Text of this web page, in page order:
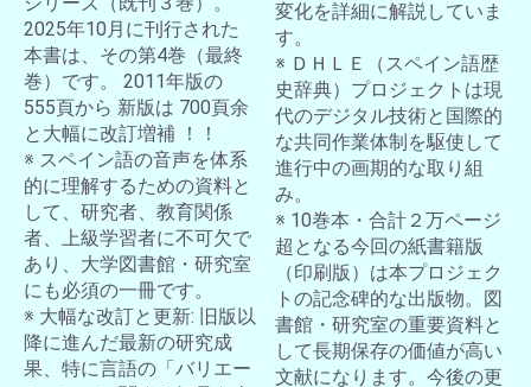
2025年10月に刊行された
本書は、その第4巻（最終
巻）です。 2011年版の
555頁から 新版は 700頁余
と大幅に改訂増補 ！！
※ スペイン語の音声を体系
的に理解するための資料と
して、研究者、教育関係
者、上級学習者に不可欠で
あり、大学図書館・研究室
にも必須の一冊です。
※ 大幅な改訂と更新: 旧版以
降に進んだ最新の研究成
果、特に言語の「バリエー
変化を詳細に解説していま
す。
※ ＤＨＬＥ（スペイン語歴
史辞典）プロジェクトは現
代のデジタル技術と国際的
な共同作業体制を駆使して
進行中の画期的な取り組
み。
※ 10巻本・合計２万ページ
超となる今回の紙書籍版
（印刷版）は本プロジェク
トの記念碑的な出版物。図
書館・研究室の重要資料と
して長期保存の価値が高い
文献になります。今後の更